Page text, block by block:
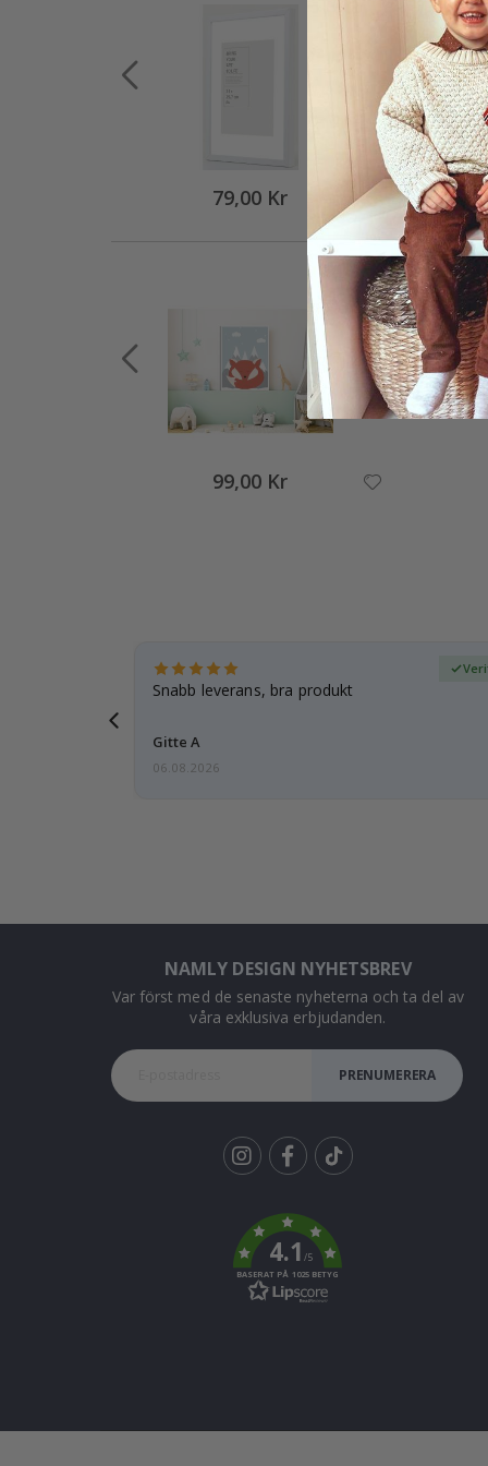
79,00 Kr
99,00 Kr
Snabb leverans, bra produkt
Gitte A
06.08.2026
NAMLY DESIGN NYHETSBREV
Var först med de senaste nyheterna och ta del av
våra exklusiva erbjudanden.
PRENUMERERA
k
4.1/5
BASERAT PÅ 1025 BETYG